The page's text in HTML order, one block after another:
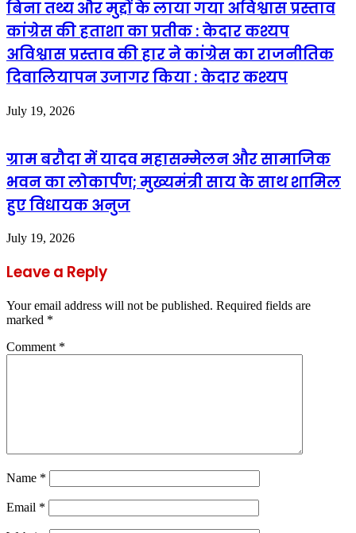
बिना तथ्य और मुद्दों के लाया गया अविश्वास प्रस्ताव
कांग्रेस की हताशा का प्रतीक : केदार कश्यप
अविश्वास प्रस्ताव की हार ने कांग्रेस का राजनीतिक
दिवालियापन उजागर किया : केदार कश्यप
July 19, 2026
ग्राम बरौदा में यादव महासम्मेलन और सामाजिक
भवन का लोकार्पण; मुख्यमंत्री साय के साथ शामिल
हुए विधायक अनुज
July 19, 2026
Leave a Reply
Your email address will not be published. Required fields are
marked *
Comment *
Name *
Email *